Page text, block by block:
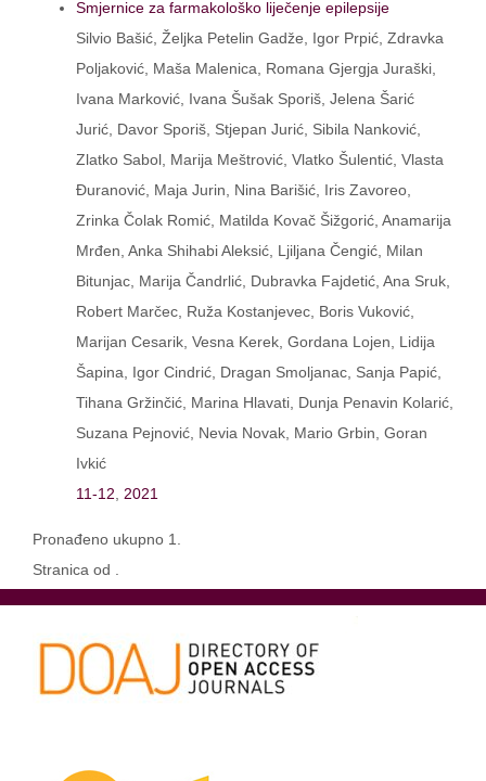
Smjernice za farmakološko liječenje epilepsije
Silvio Bašić, Željka Petelin Gadže, Igor Prpić, Zdravka
Poljaković, Maša Malenica, Romana Gjergja Juraški,
Ivana Marković, Ivana Šušak Sporiš, Jelena Šarić
Jurić, Davor Sporiš, Stjepan Jurić, Sibila Nanković,
Zlatko Sabol, Marija Meštrović, Vlatko Šulentić, Vlasta
Đuranović, Maja Jurin, Nina Barišić, Iris Zavoreo,
Zrinka Čolak Romić, Matilda Kovač Šižgorić, Anamarija
Mrđen, Anka Shihabi Aleksić, Ljiljana Čengić, Milan
Bitunjac, Marija Čandrlić, Dubravka Fajdetić, Ana Sruk,
Robert Marčec, Ruža Kostanjevec, Boris Vuković,
Marijan Cesarik, Vesna Kerek, Gordana Lojen, Lidija
Šapina, Igor Cindrić, Dragan Smoljanac, Sanja Papić,
Tihana Gržinčić, Marina Hlavati, Dunja Penavin Kolarić,
Suzana Pejnović, Nevia Novak, Mario Grbin, Goran
Ivkić
11-12
2021
Pronađeno ukupno 1.
Stranica od .